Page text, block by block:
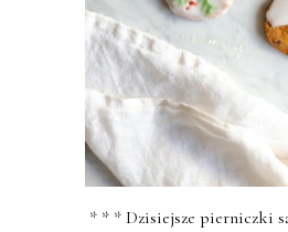
* * * Dzisiejsze pierniczki